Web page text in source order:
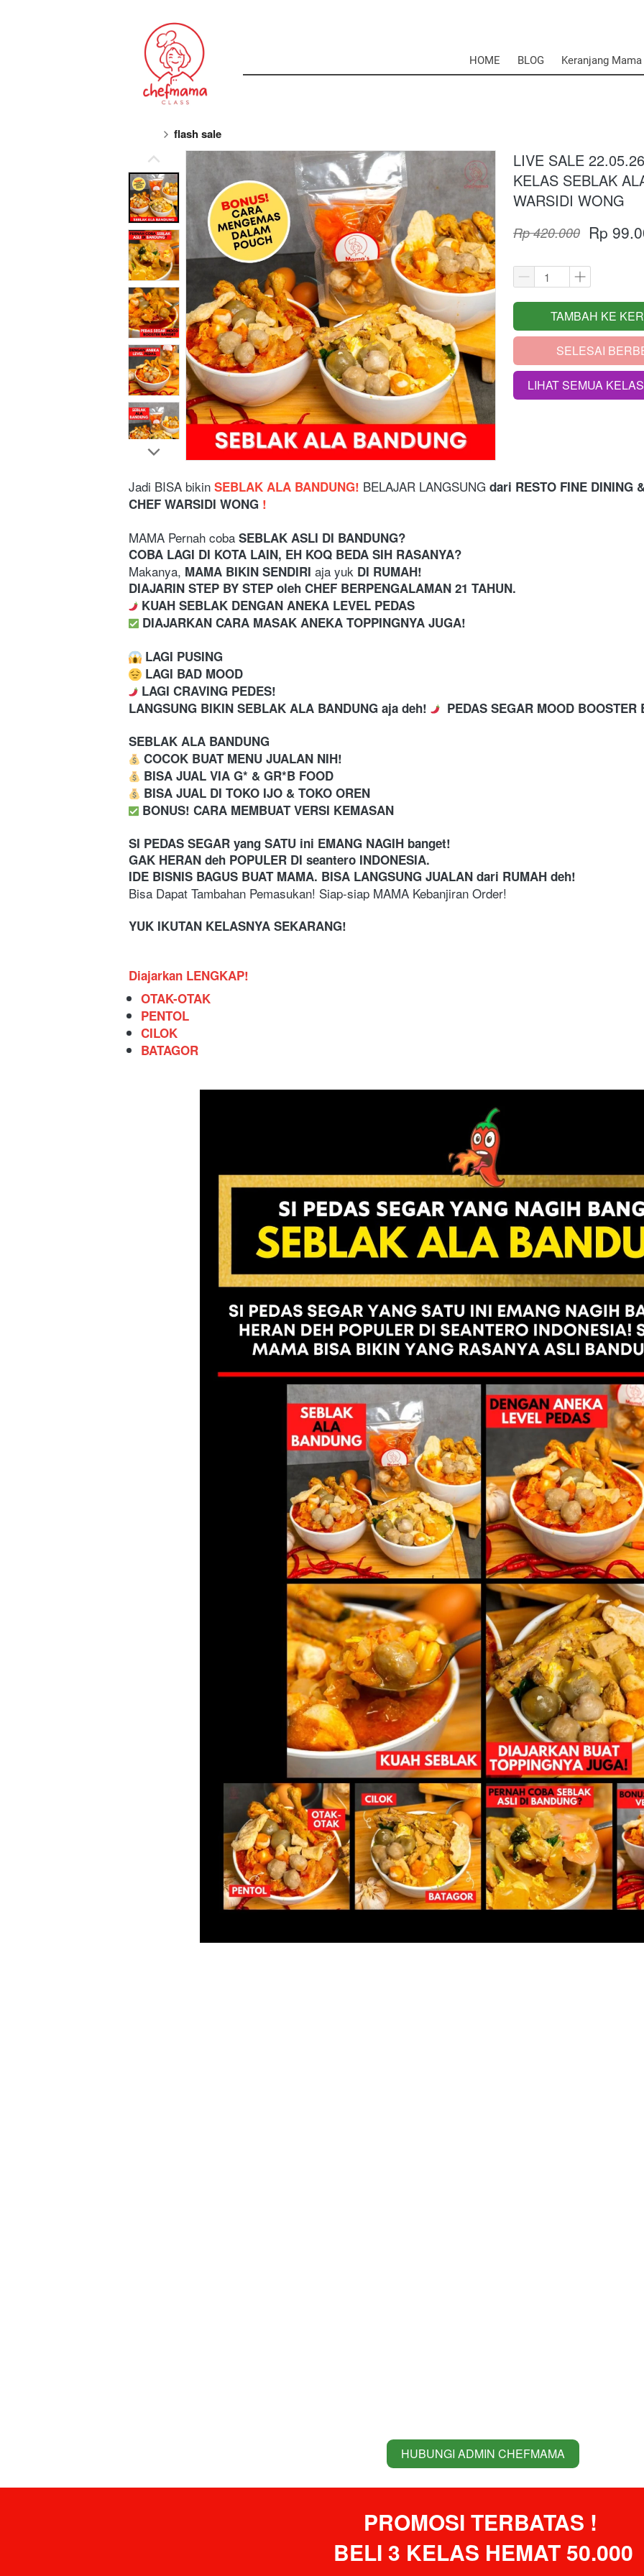
HOME BLOG Keranjang Mama
flash sale
LIVE SALE
KELAS SEBLAK
WARSIDI WONG
Rp 420.000 Rp
`
TAMBAH KE
`SELESAI
`LIHAT SEMUA
Jadi BISA bikin SEBLAK ALA BANDUNG! BELAJAR LANGSUNG dari RESTO FINE DINING
CHEF WARSIDI WONG !
MAMA Pernah coba SEBLAK ASLI DI BANDUNG?
COBA LAGI DI KOTA LAIN, EH KOQ BEDA SIH RASANYA?
Makanya, MAMA BIKIN SENDIRI aja yuk DI RUMAH!
DIAJARIN STEP BY STEP oleh CHEF BERPENGALAMAN 21 TAHUN.
KUAH SEBLAK DENGAN ANEKA LEVEL PEDAS
️ DIAJARKAN CARA MASAK ANEKA TOPPINGNYA JUGA!
LAGI PUSING
LAGI BAD MOOD
LAGI CRAVING PEDES!
LANGSUNG BIKIN SEBLAK ALA BANDUNG aja deh!
PEDAS SEGAR MOOD BOOSTER
SEBLAK ALA BANDUNG
COCOK BUAT MENU JUALAN NIH!
BISA JUAL VIA G* & GR*B FOOD
BISA JUAL DI TOKO IJO & TOKO OREN
️ BONUS! CARA MEMBUAT VERSI KEMASAN
SI PEDAS SEGAR yang SATU ini EMANG NAGIH banget!
GAK HERAN deh POPULER DI seantero INDONESIA.
IDE BISNIS BAGUS BUAT MAMA. BISA LANGSUNG JUALAN dari RUMAH deh!
Bisa Dapat Tambahan Pemasukan! Siap-siap MAMA Kebanjiran Order!
YUK IKUTAN KELASNYA SEKARANG!
Diajarkan LENGKAP!
OTAK-OTAK
PENTOL
CILOK
BATAGOR
`HUBUNGI ADMIN CHEFMAMA
PROMOSI TERBATAS !
BELI 3 KELAS HEMAT 50.000